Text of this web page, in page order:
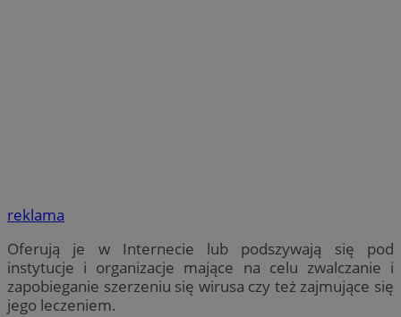
reklama
Oferują je w Internecie lub podszywają się pod
instytucje i organizacje mające na celu zwalczanie i
zapobieganie szerzeniu się wirusa czy też zajmujące się
jego leczeniem.